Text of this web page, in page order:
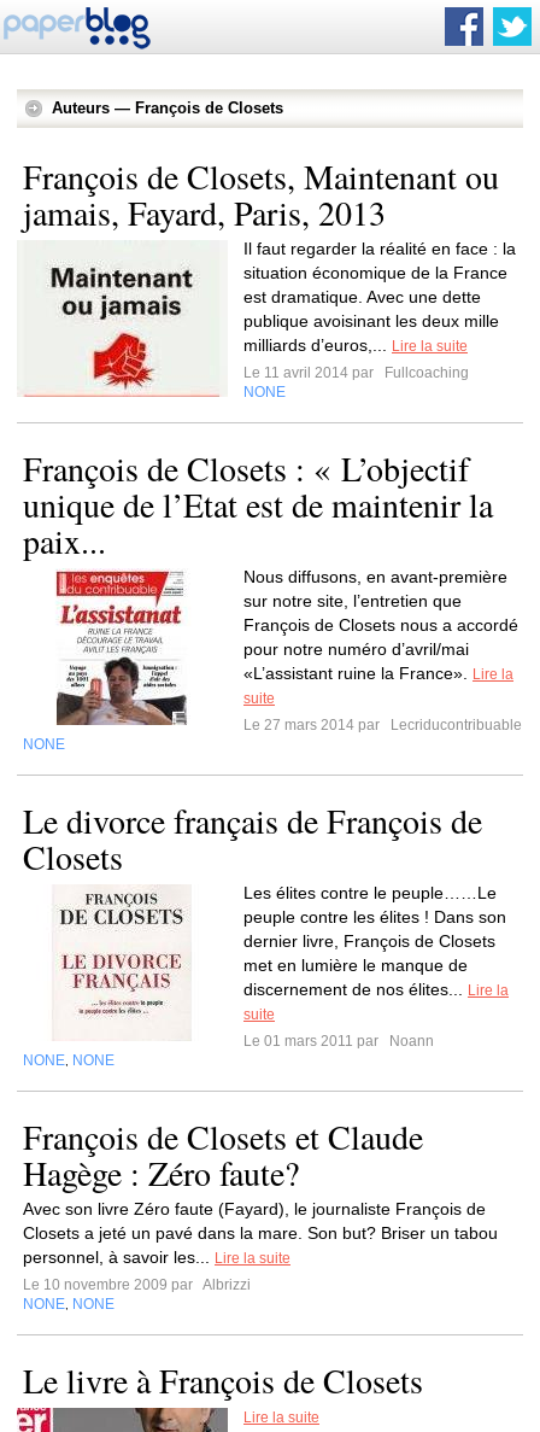
Auteurs — François de Closets
François de Closets, Maintenant ou
jamais, Fayard, Paris, 2013
Il faut regarder la réalité en face : la
situation économique de la France
est dramatique. Avec une dette
publique avoisinant les deux mille
milliards d’euros,...
Lire la suite
Le 11 avril 2014 par
Fullcoaching
NONE
François de Closets : « L’objectif
unique de l’Etat est de maintenir la
paix...
Nous diffusons, en avant-première
sur notre site, l’entretien que
François de Closets nous a accordé
pour notre numéro d’avril/mai
«L’assistant ruine la France».
Lire la
suite
Le 27 mars 2014 par
Lecriducontribuable
NONE
Le divorce français de François de
Closets
Les élites contre le peuple……Le
peuple contre les élites ! Dans son
dernier livre, François de Closets
met en lumière le manque de
discernement de nos élites...
Lire la
suite
Le 01 mars 2011 par
Noann
NONE NONE
François de Closets et Claude
Hagège : Zéro faute?
Avec son livre Zéro faute (Fayard), le journaliste François de
Closets a jeté un pavé dans la mare. Son but? Briser un tabou
personnel, à savoir les...
Lire la suite
Le 10 novembre 2009 par Albrizzi
NONE NONE
Le livre à François de Closets
Lire la suite